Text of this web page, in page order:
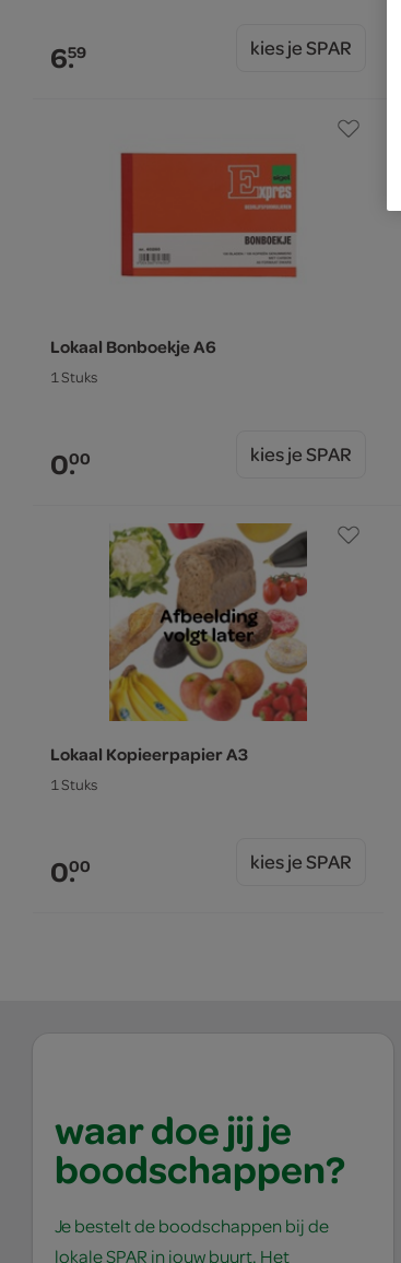
6.59 kies je SPAR
Lokaal Bonboekje A6
1 Stuks
0.00 kies je SPAR
Lokaal Kopieerpapier A3
1 Stuks
0.00 kies je SPAR
waar doe jij je
boodschappen?
Je bestelt de boodschappen bij de
lokale SPAR in jouw buurt. Het